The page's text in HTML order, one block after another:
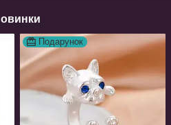
Подарунок